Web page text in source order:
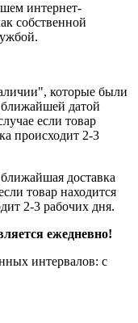
интернет-
собственной
которые были
датой
если товар
происходит 2-3
доставка
товар находится
2-3 рабочих дня.
ежедневно!
интервалов: с